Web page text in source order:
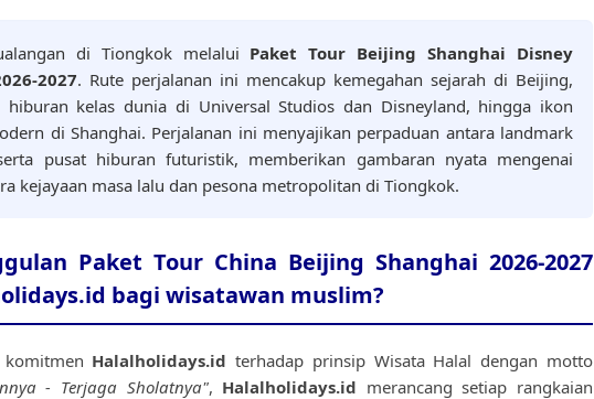
di Tiongkok melalui Paket Tour Beijing Shanghai Disney
2027. Rute perjalanan ini mencakup kemegahan sejarah di Beijing,
hiburan kelas dunia di Universal Studios dan Disneyland, hingga ikon
di Shanghai. Perjalanan ini menyajikan perpaduan antara landmark
pusat hiburan futuristik, memberikan gambaran nyata mengenai
kejayaan masa lalu dan pesona metropolitan di Tiongkok.
Paket Tour China Beijing Shanghai 2026-2027
bagi wisatawan muslim?
Halalholidays.id terhadap prinsip Wisata Halal dengan motto
- Terjaga Sholatnya", Halalholidays.id merancang setiap rangkaian